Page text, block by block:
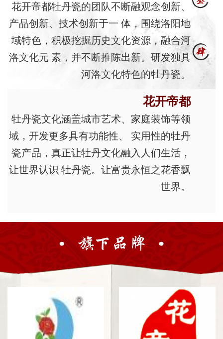
花开帝都牡丹瓷的团队不断融观念创新、
产品创新、技术创新于一 体，围绕洛阳地
域特色，积极挖掘历史文化资源，融合河
洛文化元 素，并不断推陈出新。研发独具
河洛文化特色的牡丹瓷。
花开帝都
牡丹瓷文化涵盖城市艺术、家庭装饰等领
域，开发更多具有功能性、 实用性的牡丹
瓷产品，真正让牡丹文化融入人们生活，
让世界认识 牡丹瓷。让富贵永恒之花香飘
世界。